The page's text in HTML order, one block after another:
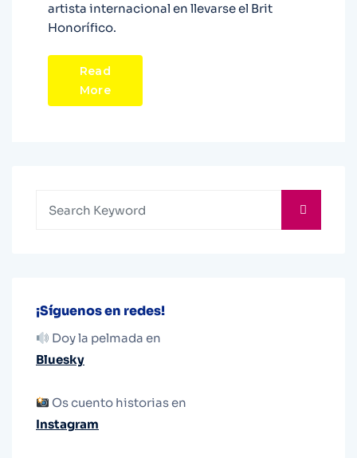
artista internacional en llevarse el Brit
Honorífico.
Read
More
¡Síguenos en redes!
Doy la pelmada en
Bluesky
Os cuento historias en
Instagram